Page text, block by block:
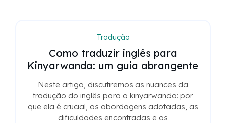
Tradução
Como traduzir inglês para
Kinyarwanda: um guia abrangente
Neste artigo, discutiremos as nuances da
tradução do inglês para o kinyarwanda: por
que ela é crucial, as abordagens adotadas, as
dificuldades encontradas e os